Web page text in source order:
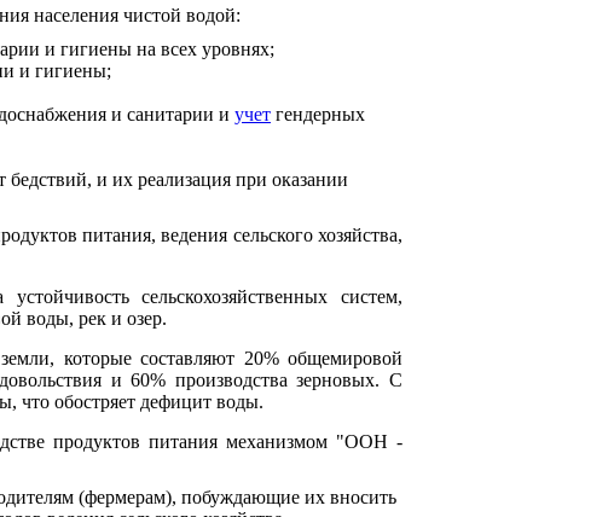
населения чистой водой:
и гигиены на всех уровнях;
и гигиены;
и санитарии и учет гендерных
и их реализация при оказании
питания, ведения сельского хозяйства,
сельскохозяйственных систем,
воды, рек и озер.
которые составляют 20% общемировой
и 60% производства зерновых. С
что обостряет дефицит воды.
продуктов питания механизмом "ООН -
(фермерам), побуждающие их вносить